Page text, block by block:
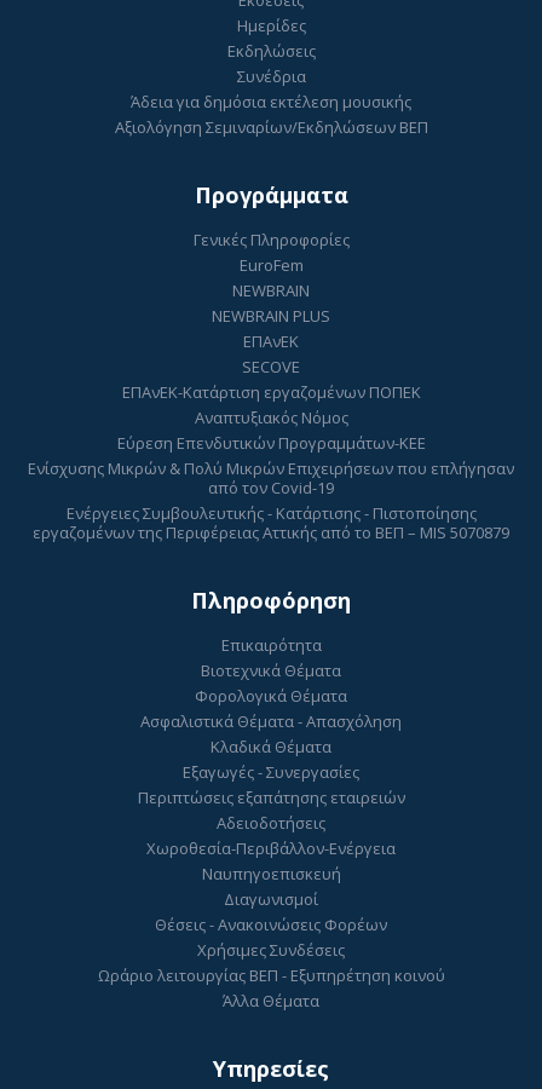
Ημερίδες
Εκδηλώσεις
Συνέδρια
Άδεια για δημόσια εκτέλεση μουσικής
Αξιολόγηση Σεμιναρίων/Εκδηλώσεων ΒΕΠ
Προγράμματα
Γενικές Πληροφορίες
EuroFem
NEWBRAIN
NEWBRAIN PLUS
ΕΠΑνΕΚ
SECOVE
ΕΠΑνΕΚ-Κατάρτιση εργαζομένων ΠΟΠΕΚ
Αναπτυξιακός Νόμος
Εύρεση Επενδυτικών Προγραμμάτων-ΚΕΕ
Ενίσχυσης Μικρών & Πολύ Μικρών Επιχειρήσεων που επλήγησαν
από τον Covid-19
Ενέργειες Συμβουλευτικής - Κατάρτισης - Πιστοποίησης
εργαζομένων της Περιφέρειας Αττικής από το ΒΕΠ – MIS 5070879
Πληροφόρηση
Επικαιρότητα
Βιοτεχνικά Θέματα
Φορολογικά Θέματα
Ασφαλιστικά Θέματα - Απασχόληση
Κλαδικά Θέματα
Εξαγωγές - Συνεργασίες
Περιπτώσεις εξαπάτησης εταιρειών
Αδειοδοτήσεις
Χωροθεσία-Περιβάλλον-Ενέργεια
Ναυπηγοεπισκευή
Διαγωνισμοί
Θέσεις - Ανακοινώσεις Φορέων
Χρήσιμες Συνδέσεις
Ωράριο λειτουργίας ΒΕΠ - Εξυπηρέτηση κοινού
Άλλα Θέματα
Υπηρεσίες